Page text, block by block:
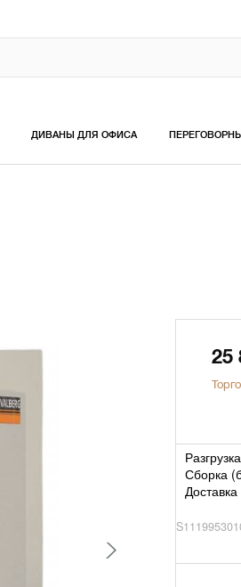
ДИВАНЫ ДЛЯ ОФИСА
25
Сборка (
Доставка